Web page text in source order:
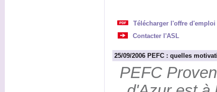
Télécharger l'offre d'emploi
Contacter l'ASL
25/09/2006 PEFC : quelles
PEFC